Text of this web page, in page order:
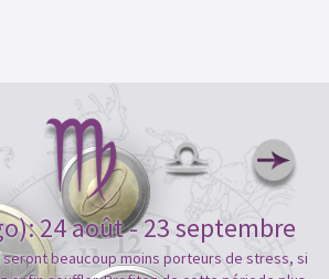
24 août - 23 septembre
seront beaucoup moins porteurs de stress, si